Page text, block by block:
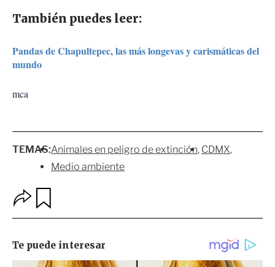
También puedes leer:
Pandas de Chapultepec, las más longevas y carismáticas del
mundo
mca
TEMAS:Animales en peligro de extinción CDMX
Medio ambiente
p
i
o
r
d